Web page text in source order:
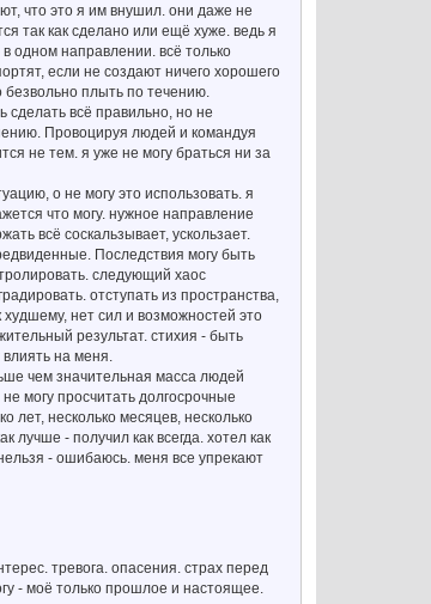
что это я им внушил. они даже не
так как сделано или ещё хуже. ведь я
в одном направлении. всё только
если не создают ничего хорошего
безвольно плыть по течению.
сделать всё правильно, но не
Провоцируя людей и командуя
не тем. я уже не могу браться ни за
о не могу это использовать. я
что могу. нужное направление
всё соскальзывает, ускользает.
Последствия могу быть
следующий хаос
отступать из пространства,
худшему, нет сил и возможностей это
результат. стихия - быть
на меня.
чем значительная масса людей
могу просчитать долгосрочные
лет, несколько месяцев, несколько
лучше - получил как всегда. хотел как
- ошибаюсь. меня все упрекают
тревога. опасения. страх перед
- моё только прошлое и настоящее.